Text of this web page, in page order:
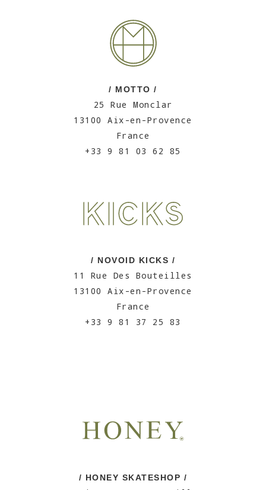
/ MOTTO /
25 Rue Monclar
13100 Aix-en-Provence
France
+33 9 81 03 62 85
/ NOVOID KICKS /
11 Rue Des Bouteilles
13100 Aix-en-Provence
France
+33 9 81 37 25 83
/ HONEY SKATESHOP /